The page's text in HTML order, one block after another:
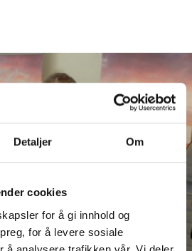
Detaljer Om
cookies
for å gi innhold og
for å levere sosiale